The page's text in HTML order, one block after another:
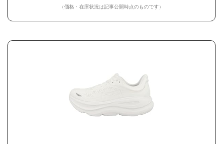
（価格・在庫状況は記事公開時点のものです）